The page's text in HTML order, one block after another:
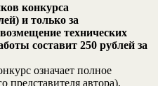
конкурса
и только за
технических
составит 250 рублей за
означает полное
представителя автора),